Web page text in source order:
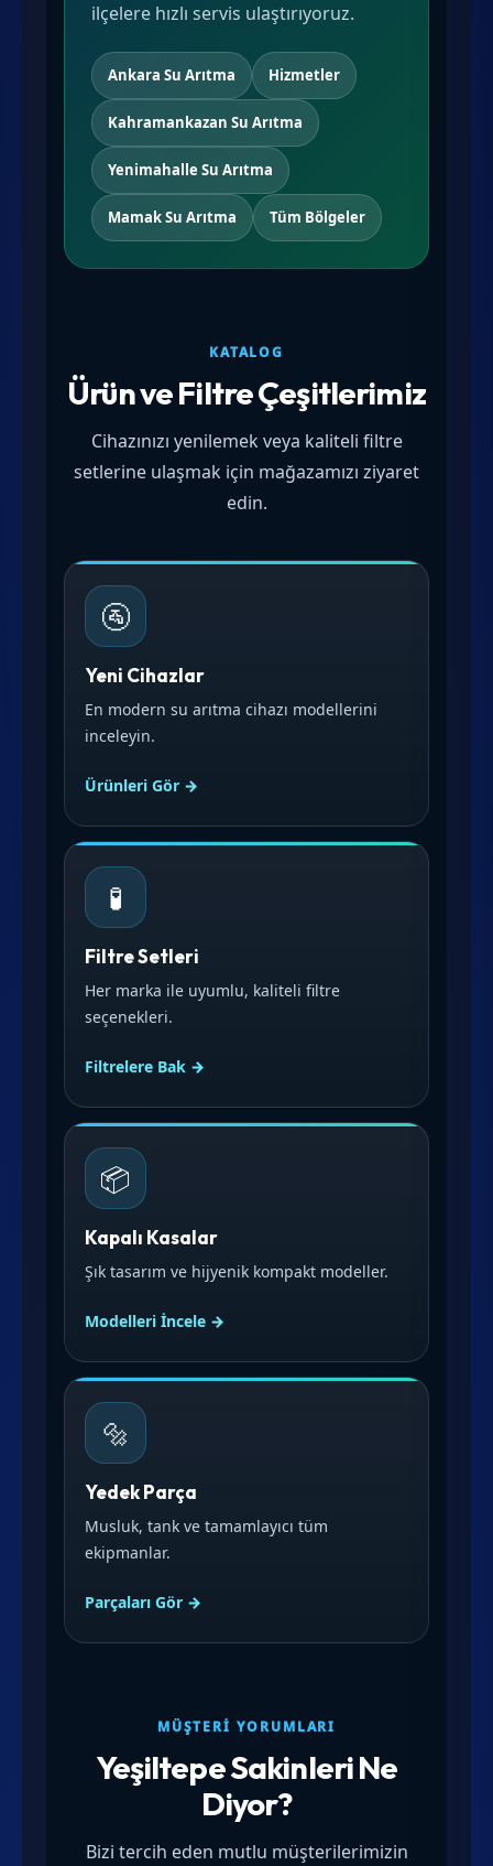
ilçelere hızlı servis ulaştırıyoruz.
Ankara Su Arıtma Hizmetler
Kahramankazan Su Arıtma
Yenimahalle Su Arıtma
Mamak Su Arıtma Tüm Bölgeler
KATALOG
Ürün ve Filtre Çeşitlerimiz
Cihazınızı yenilemek veya kaliteli filtre
setlerine ulaşmak için mağazamızı ziyaret
edin.
🚰
Yeni Cihazlar
En modern su arıtma cihazı modellerini
inceleyin.
Ürünleri Gör →
🧪
Filtre Setleri
Her marka ile uyumlu, kaliteli filtre
seçenekleri.
Filtrelere Bak →
📦
Kapalı Kasalar
Şık tasarım ve hijyenik kompakt modeller.
Modelleri İncele →
🔩
Yedek Parça
Musluk, tank ve tamamlayıcı tüm
ekipmanlar.
Parçaları Gör →
MÜŞTERI YORUMLARI
Yeşiltepe Sakinleri Ne
Diyor?
Bizi tercih eden mutlu müşterilerimizin